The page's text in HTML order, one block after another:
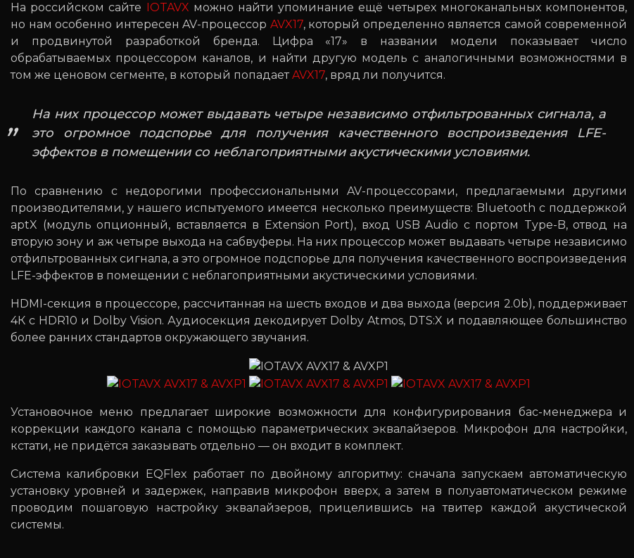
На российском сайте IOTAVX можно найти упоминание ещё четырех многоканальных компонентов,
но нам особенно интересен AV-процессор AVX17, который определенно является самой современной
и продвинутой разработкой бренда. Цифра «17» в названии модели показывает число
обрабатываемых процессором каналов, и найти другую модель с аналогичными возможностями в
том же ценовом сегменте, в который попадаетAVX17, вряд ли получится.
На них процессор может выдавать четыре независимо отфильтрованных сигнала, а
это огромное подспорье для получения качественного воспроизведения LFE-
эффектов в помещении со неблагоприятными акустическими условиями.
По сравнению с недорогими профессиональными AV-процессорами, предлагаемыми другими
производителями, у нашего испытуемого имеется несколько преимуществ: Bluetooth с поддержкой
aptX (модуль опционный, вставляется в Eхtension Port), вход USB Audio с портом Type-B, отвод на
вторую зону и аж четыре выхода на сабвуферы. На них процессор может выдавать четыре независимо
отфильтрованных сигнала, а это огромное подспорье для получения качественного воспроизведения
LFE-эффектов в помещении с неблагоприятными акустическими условиями.
HDMI-секция в процессоре, рассчитанная на шесть входов и два выхода (версия 2.0b), поддерживает
4К с HDR10 и Dolby Vision. Аудиосекция декодирует Dolby Atmos, DTS:X и подавляющее большинство
более ранних стандартов окружающего звучания.
Установочное меню предлагает широкие возможности для конфигурирования бас-менеджера и
коррекции каждого канала с помощью параметрических эквалайзеров. Микрофон для настройки,
кстати, не придётся заказывать отдельно — он входит в комплект.
Система калибровки EQFlex работает по двойному алгоритму: сначала запускаем автоматическую
установку уровней и задержек, направив микрофон вверх, а затем в полуавтоматическом режиме
проводим пошаговую настройку эквалайзеров, прицелившись на твитер каждой акустической
системы.